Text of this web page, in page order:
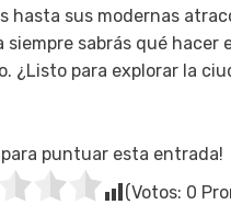
hasta sus modernas
siempre sabrás qué hacer
¿Listo para explorar la
para puntuar esta entrada!
(Votos: 0